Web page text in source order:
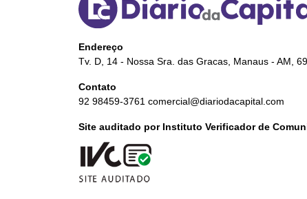
Endereço
Tv. D, 14 - Nossa Sra. das Gracas, Manaus - AM,
Contato
92 98459-3761 comercial@diariodacapital.com
Site auditado por Instituto Verificador de